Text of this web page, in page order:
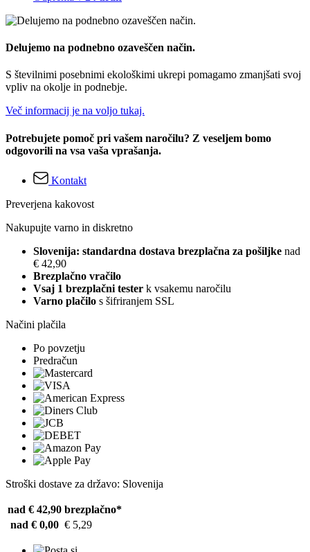
Delujemo na podnebno ozaveščen način.
S številnimi posebnimi ekološkimi ukrepi pomagamo zmanjšati svoj
vpliv na okolje in podnebje.
Več informacij je na voljo tukaj.
Potrebujete pomoč pri vašem naročilu? Z veseljem bomo
odgovorili na vsa vaša vprašanja.
Kontakt
Preverjena kakovost
Nakupujte varno in diskretno
Slovenija: standardna dostava brezplačna za pošiljke nad
€ 42,90
Brezplačno vračilo
Vsaj 1 brezplačni tester k vsakemu naročilu
Varno plačilo s šifriranjem SSL
Načini plačila
Po povzetju
Predračun
Stroški dostave za državo: Slovenija
nad € 42,90 brezplačno*
nad € 0,00 € 5,29